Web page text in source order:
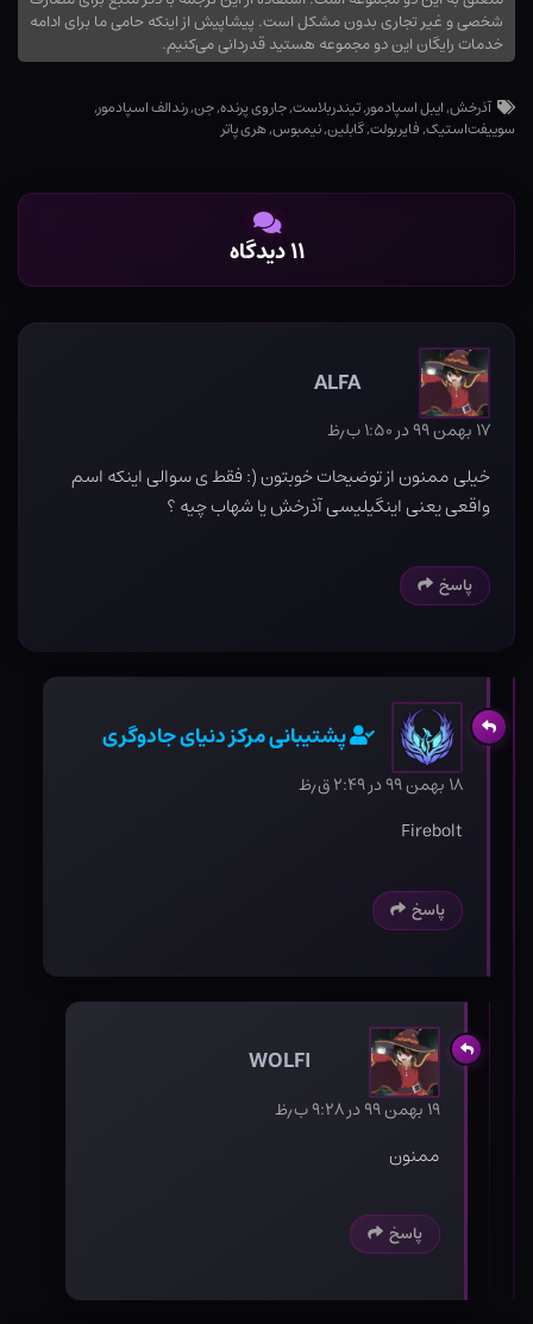
شخصی و غیر تجاری بدون مشکل است. پیشاپیش از اینکه حامی ما برای ادامه
خدمات رایگان این دو مجموعه هستید قدردانی می‌کنیم.
آذرخش,ایبل اسپادمور,تیندربلاست,جاروی پرنده,جن,رندالف اسپادمور,
سوییفت‌استیک,فایربولت,گابلین,نیمبوس,هری پاتر
۱۱ دیدگاه
ALFA
۱۷ بهمن ۹۹ در ۱:۵۰ ب٫ظ
خیلی ممنون از توضیحات خوبتون (: فقط ی سوالی اینکه اسم
واقعی یعنی اینگیلیسی آذرخش یا شهاب چیه ؟
پاسخ
پشتیبانی مرکز دنیای جادوگری
۱۸ بهمن ۹۹ در ۲:۴۹ ق٫ظ
Firebolt
پاسخ
WOLFI
۱۹ بهمن ۹۹ در ۹:۲۸ ب٫ظ
ممنون
پاسخ